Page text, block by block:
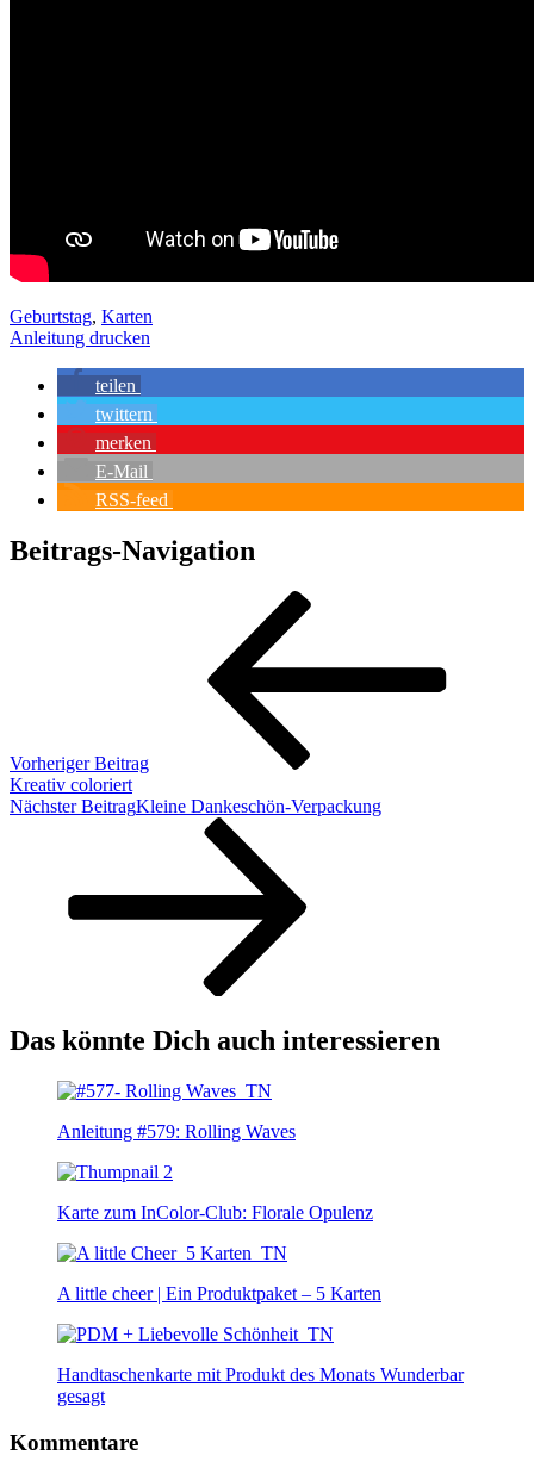
Geburtstag, Karten
Anleitung drucken
teilen
twittern
merken
E-Mail
RSS-feed
Beitrags-Navigation
Vorheriger Beitrag
Kreativ coloriert
Nächster BeitragKleine Dankeschön-Verpackung
Das könnte Dich auch interessieren
Anleitung #579: Rolling Waves
Karte zum InColor-Club: Florale Opulenz
A little cheer | Ein Produktpaket – 5 Karten
Handtaschenkarte mit Produkt des Monats Wunderbar
gesagt
Kommentare